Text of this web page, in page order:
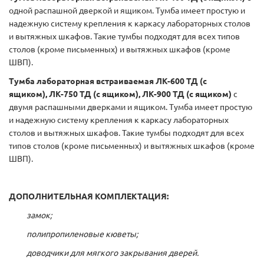
одной распашной дверкой и ящиком. Тумба имеет простую и
надежную систему крепления к каркасу лабораторных столов
и вытяжных шкафов. Такие тумбы подходят для всех типов
столов (кроме письменных) и вытяжных шкафов (кроме
ШВП).
Тумба лабораторная встраиваемая ЛК-600 ТД (с
ящиком), ЛК-750 ТД (с ящиком), ЛК-900 ТД (с ящиком) с
двумя распашными дверками и ящиком. Тумба имеет простую
и надежную систему крепления к каркасу лабораторных
столов и вытяжных шкафов. Такие тумбы подходят для всех
типов столов (кроме письменных) и вытяжных шкафов (кроме
ШВП).
ДОПОЛНИТЕЛЬНАЯ КОМПЛЕКТАЦИЯ:
замок;
полипропиленовые кюветы;
доводчики для мягкого закрывания дверей.